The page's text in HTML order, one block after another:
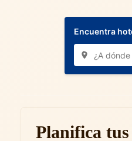
Encuentra
Planifica